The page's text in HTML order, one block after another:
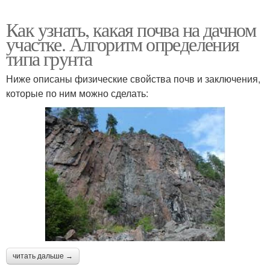
Как узнать, какая почва на дачном
участке. Алгоритм определения
типа грунта
Ниже описаны физические свойства почв и заключения,
которые по ним можно сделать:
читать дальше →